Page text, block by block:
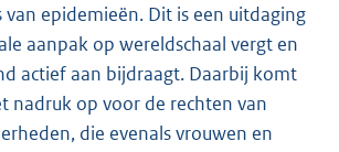
van epidemieën. Dit is een uitdaging
aanpak op wereldschaal vergt en
actief aan bijdraagt. Daarbij komt
nadruk op voor de rechten van
die evenals vrouwen en